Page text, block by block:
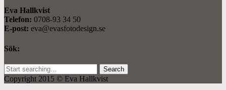
Eva Hallkvist
Telefon: 0708-93 34 50
E-post: eva@evasfotodesign.se
Sök:
Search
for:
Copyright 2015 © Eva Hallkvist